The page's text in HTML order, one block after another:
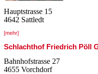
Hauptstrasse 15
4642 Sattledt
[mehr]
Schlachthof Friedrich Pöll
Bahnhofstrasse 27
4655 Vorchdorf